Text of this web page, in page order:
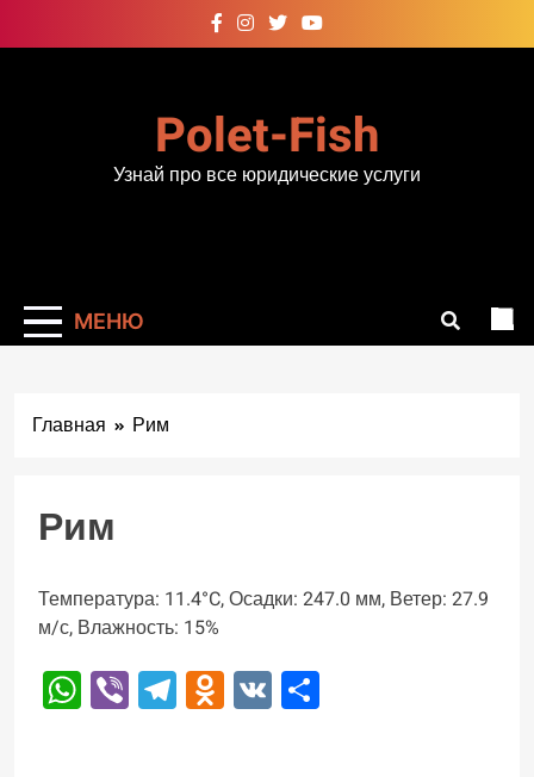
к
Polet-Fish
Узнай про все юридические услуги
МЕНЮ
Главная Рим
Рим
Температура: 11.4°C, Осадки: 247.0 мм, Ветер: 27.9
м/с, Влажность: 15%
WhatsApp
ViberTelegram
Odnoklassniki
VK